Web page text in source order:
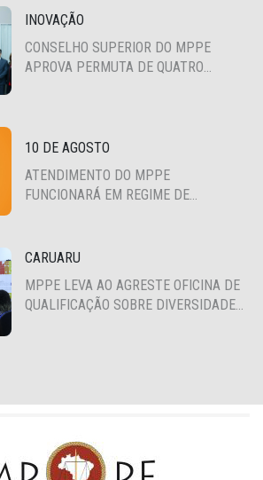
INOVAÇÃO
CONSELHO SUPERIOR DO MPPE
APROVA PERMUTA DE QUATRO
10 DE AGOSTO
ATENDIMENTO DO MPPE
FUNCIONARÁ EM REGIME DE
CARUARU
MPPE LEVA AO AGRESTE OFICINA DE
QUALIFICAÇÃO SOBRE DIVERSIDADE